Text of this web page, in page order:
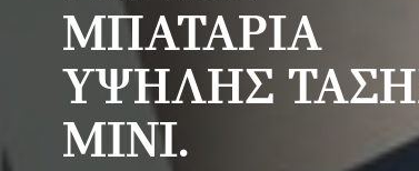
ΜΠΑΤΑΡΊΑ
ΥΨΗΛΉΣ
MINI.